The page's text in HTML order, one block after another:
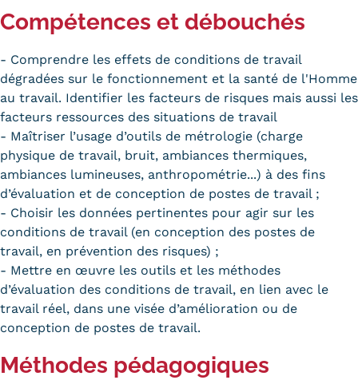
Validation des acquis
(VAPP)
Discrimination/égalité/mixité
Handi'Cnam
Témoignages
Statistiques
FAQ
Lexique
Téléchargements
Compétences et débouchés
- Comprendre les effets de conditions de travail
dégradées sur le fonctionnement et la santé de l'Homme
au travail. Identifier les facteurs de risques mais aussi les
facteurs ressources des situations de travail
- Maîtriser l’usage d’outils de métrologie (charge
physique de travail, bruit, ambiances thermiques,
ambiances lumineuses, anthropométrie...) à des fins
d’évaluation et de conception de postes de travail ;
- Choisir les données pertinentes pour agir sur les
conditions de travail (en conception des postes de
travail, en prévention des risques) ;
- Mettre en œuvre les outils et les méthodes
d’évaluation des conditions de travail, en lien avec le
travail réel, dans une visée d’amélioration ou de
conception de postes de travail.
Méthodes pédagogiques